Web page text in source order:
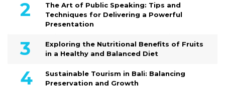
The Art of Public Speaking: Tips and
Techniques for Delivering a Powerful
Presentation
Exploring the Nutritional Benefits of Fruits
in a Healthy and Balanced Diet
Sustainable Tourism in Bali: Balancing
Preservation and Growth